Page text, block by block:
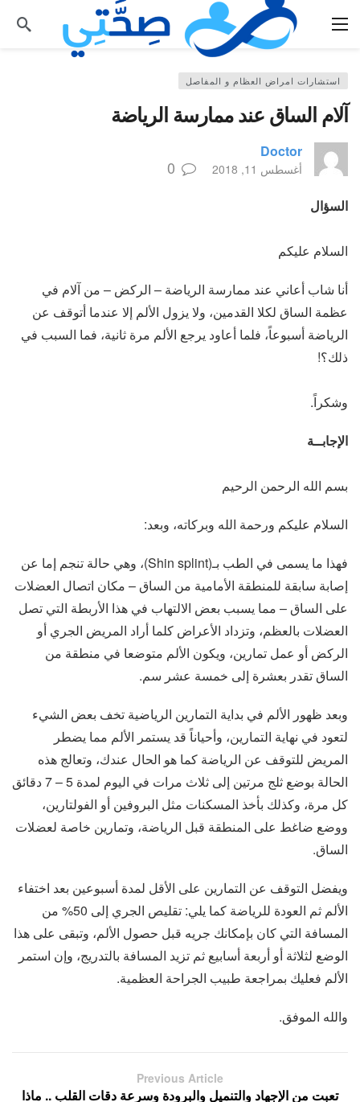
استشارات امراض العظام و المفاصل
آلام الساق عند ممارسة الرياضة
Doctor
أغسطس 11, 2018 0
السؤال
السلام عليكم
أنا شاب أعاني عند ممارسة الرياضة – الركض – من آلام في
عظمة الساق لكلا القدمين، ولا يزول الألم إلا عندما أتوقف عن
الرياضة أسبوعاً، فلما أعاود يرجع الألم مرة ثانية، فما السبب في
ذلك؟!
وشكراً.
الإجابــة
بسم الله الرحمن الرحيم
السلام عليكم ورحمة الله وبركاته، وبعد:
فهذا ما يسمى في الطب بـ(Shin splint)، وهي حالة تنجم إما عن
إصابة سابقة للمنطقة الأمامية من الساق – مكان اتصال العضلات
على الساق – مما يسبب بعض الالتهاب في هذا الأربطة التي تصل
العضلات بالعظم، وتزداد الأعراض كلما أراد المريض الجري أو
الركض أو عمل تمارين، ويكون الألم متوضعا في منطقة من
الساق تقدر بعشرة إلى خمسة عشر سم.
وبعد ظهور الألم في بداية التمارين الرياضية تخف بعض الشيء
لتعود في نهاية التمارين، وأحياناً قد يستمر الألم مما يضطر
المريض للتوقف عن الرياضة كما هو الحال عندك، وتعالج هذه
الحالة بوضع ثلج مرتين إلى ثلاث مرات في اليوم لمدة 5 – 7 دقائق
كل مرة، وكذلك بأخذ المسكنات مثل البروفين أو الفولتارين،
ووضع ضاغط على المنطقة قبل الرياضة، وتمارين خاصة لعضلات
الساق.
ويفضل التوقف عن التمارين على الأقل لمدة أسبوعين بعد اختفاء
الألم ثم العودة للرياضة كما يلي: تقليص الجري إلى 50% من
المسافة التي كان بإمكانك جريه قبل حصول الألم، وتبقى على هذا
الوضع لثلاثة أو أربعة أسابيع ثم تزيد المسافة بالتدريج، وإن استمر
الألم فعليك بمراجعة طبيب الجراحة العظمية.
والله الموفق.
Previous Article
تعبت من الإجهاد والتنميل والبرودة وسرعة دقات القلب .. ماذا